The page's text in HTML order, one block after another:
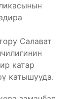
Салават
катар
катышууда.